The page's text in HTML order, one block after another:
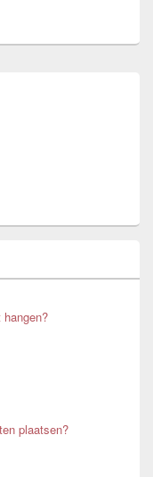
plaatsen?